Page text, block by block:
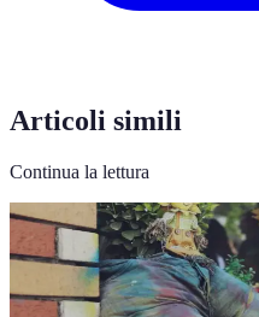
Articoli simili
Continua la lettura